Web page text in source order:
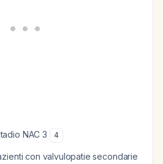
NAC 3
4
con valvulopatie secondarie